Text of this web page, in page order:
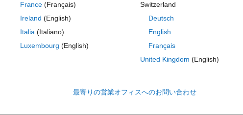
サインインしてこの質問に回
France (Français)
Ireland (English)
Italia (Italiano)
Luxembourg (English)
Switzerland
Deutsch
English
Français
United Kingdom (English)
最寄りの営業オフィスへのお問い合わせ